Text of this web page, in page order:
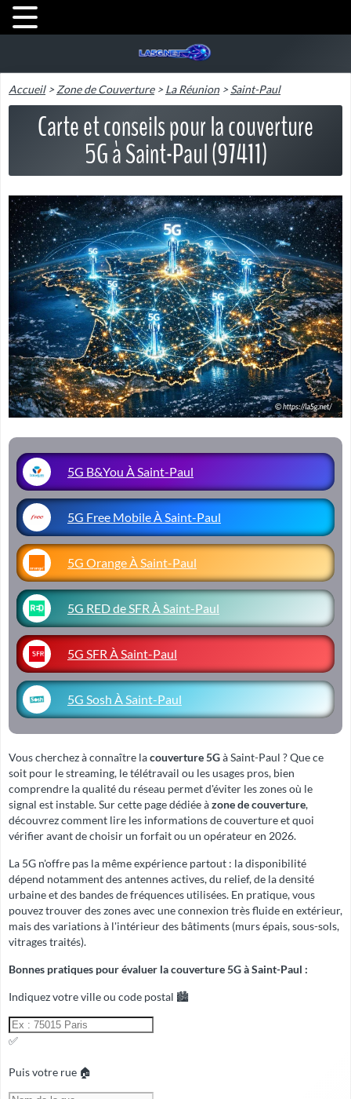
Accueil>Zone de Couverture>La Réunion>Saint-Paul
Carte et conseils pour la couverture
5G à Saint-Paul (97411)
5G B&You À Saint-Paul
5G Free Mobile À Saint-Paul
5G Orange À Saint-Paul
5G RED de SFR À Saint-Paul
5G SFR À Saint-Paul
5G Sosh À Saint-Paul
Vous cherchez à connaître lacouverture 5Gà Saint-Paul ? Que ce
soit pour le streaming, le télétravail ou les usages pros, bien
comprendre la qualité du réseau permet d'éviter les zones où le
signal est instable. Sur cette page dédiée àzone de couverture,
découvrez comment lire les informations de couverture et quoi
vérifier avant de choisir un forfait ou un opérateur en 2026.
La 5G n'offre pas la même expérience partout : la disponibilité
dépend notamment des antennes actives, du relief, de la densité
urbaine et des bandes de fréquences utilisées. En pratique, vous
pouvez trouver des zones avec une connexion très fluide en extérieur,
mais des variations à l'intérieur des bâtiments (murs épais, sous-sols,
vitrages traités).
Bonnes pratiques pour évaluer la couverture 5G à Saint-Paul :
Indiquez votre ville ou code postal 🏙️
✅
Puis votre rue 🏠